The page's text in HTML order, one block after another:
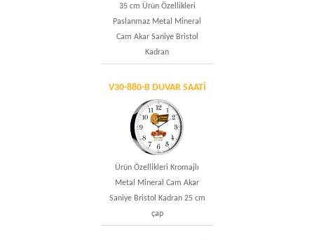
35 cm Ürün Özellikleri
Paslanmaz Metal Mineral
Cam Akar Saniye Bristol
Kadran
V30-880-B DUVAR SAATİ
Ürün Özellikleri Kromajlı
Metal Mineral Cam Akar
Saniye Bristol Kadran 25 cm
çap